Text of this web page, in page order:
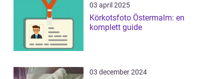
03 april 2025
Körkotsfoto Östermalm: en
komplett guide
03 december 2024